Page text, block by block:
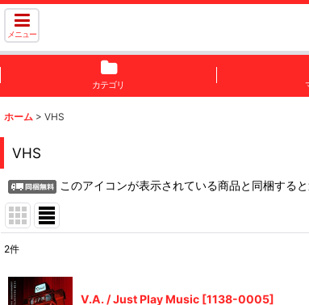
メニュー
カテゴリ
ホーム > VHS
VHS
このアイコンが表示されている商品と同梱すると
2件
V.A. / Just Play Music [1138-0005]